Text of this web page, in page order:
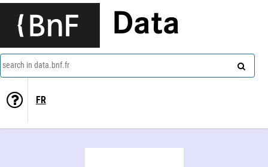
Data
search in data.bnf.fr
FR